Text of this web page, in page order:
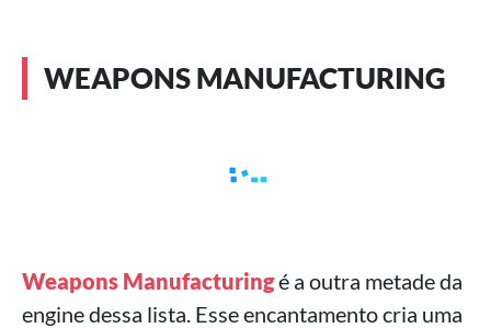
WEAPONS MANUFACTURING
Weapons Manufacturingé a outra metade da
engine dessa lista. Esse encantamento cria uma